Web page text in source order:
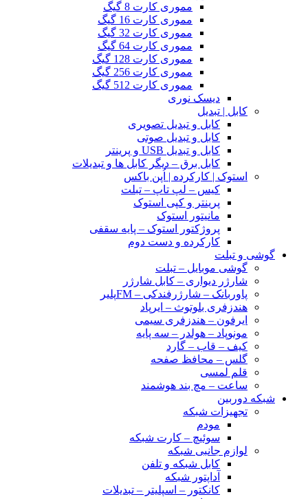
مموری کارت 8 گیگ
مموری کارت 16 گیگ
مموری کارت 32 گیگ
مموری کارت 64 گیگ
مموری کارت 128 گیگ
مموری کارت 256 گیگ
مموری کارت 512 گیگ
دیسک نوری
کابل | تبدیل
کابل و تبدیل تصویری
کابل و تبدیل صوتی
کابل و تبدیل USB و پرینتر
کابل برق – دیگر کابل ها و تبدیلات
استوک | کارکرده | اُپن باکس
کیس – لپ تاپ – تبلت
پرینتر و کپی استوک
مانیتور استوک
پروژکتور استوک – پایه سقفی
کارکرده و دست دوم
گوشی و تبلت
گوشی موبایل – تبلت
شارژر دیواری – کابل شارژر
پاوربانک – شارژرفندکی – FMپلیر
هندزفری بلوتوث – ایرپاد
ایرفون – هندزفری سیمی
مونوپاد – هولدر – سه پایه
کیف – قاب – گارد
گلس – محافظ صفحه
قلم لمسی
ساعت – مچ بند هوشمند
شبکه دوربین
تجهیزات شبکه
مودم
سوئیچ – کارت شبکه
لوازم جانبی شبکه
کابل شبکه و تلفن
آداپتور شبکه
کانکتور – اسپلیتر – تبدیلات